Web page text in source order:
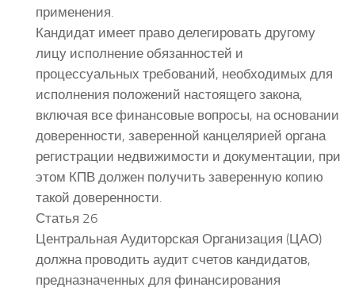
применения.
Кандидат имеет право делегировать другому
лицу исполнение обязанностей и
процессуальных требований, необходимых для
исполнения положений настоящего закона,
включая все финансовые вопросы, на основании
доверенности, заверенной канцелярией органа
регистрации недвижимости и документации, при
этом КПВ должен получить заверенную копию
такой доверенности.
Статья 26
Центральная Аудиторская Организация (ЦАО)
должна проводить аудит счетов кандидатов,
предназначенных для финансирования